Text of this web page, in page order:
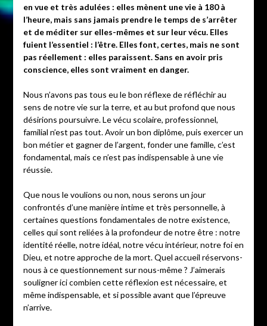
en vue et très adulées : elles mènent une vie à 180 à
l’heure, mais sans jamais prendre le temps de s’arrêter
et de méditer sur elles-mêmes et sur leur vécu. Elles
fuient l’essentiel : l’être. Elles font, certes, mais ne sont
pas réellement : elles paraissent. Sans en avoir pris
conscience, elles sont vraiment en danger.
Nous n’avons pas tous eu le bon réflexe de réfléchir au
sens de notre vie sur la terre, et au but profond que nous
désirions poursuivre. Le vécu scolaire, professionnel,
familial n’est pas tout. Avoir un bon diplôme, puis exercer un
bon métier et gagner de l’argent, fonder une famille, c’est
fondamental, mais ce n’est pas indispensable à une vie
réussie.
Que nous le voulions ou non, nous serons un jour
confrontés d’une manière intime et très personnelle, à
certaines questions fondamentales de notre existence,
celles qui sont reliées à la profondeur de notre être : notre
identité réelle, notre idéal, notre vécu intérieur, notre foi en
Dieu, et notre approche de la mort. Quel accueil réservons-
nous à ce questionnement sur nous-même ? J’aimerais
souligner ici combien cette réflexion est nécessaire, et
même indispensable, et si possible avant que l’épreuve
n’arrive.